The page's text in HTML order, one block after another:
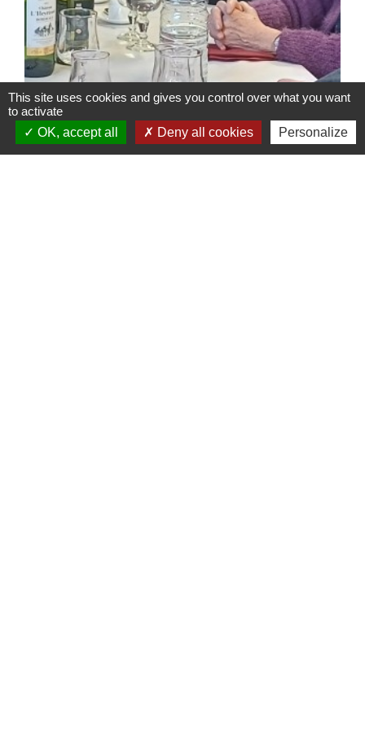
This site uses cookies and gives you control over what you want
to activate
OK, accept all
Deny all cookies Personalize